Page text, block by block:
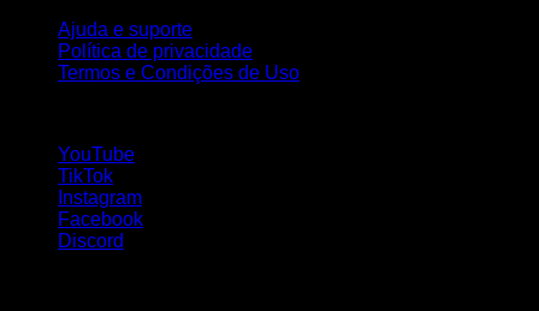
Ajuda e suporte
Política de privacidade
Termos e Condições de Uso
YouTube
TikTok
Instagram
Facebook
Discord